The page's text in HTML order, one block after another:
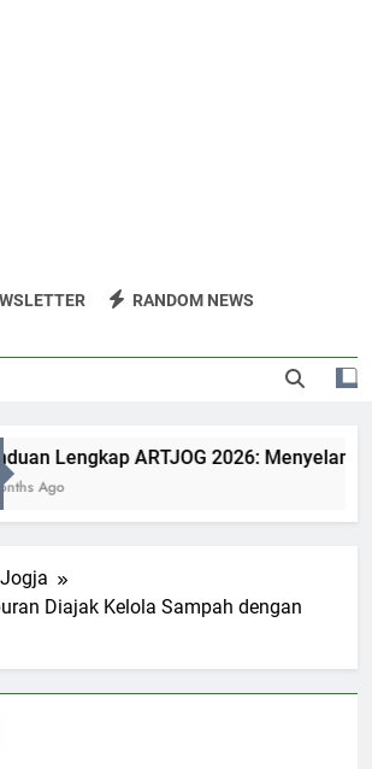
RANDOM NEWS
Lengkap ARTJOG 2026: Menyelami
Ago
Diajak Kelola Sampah dengan